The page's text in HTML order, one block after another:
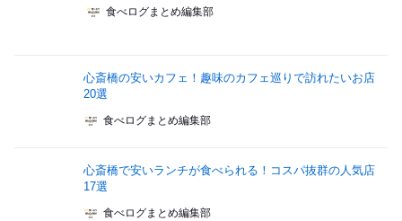
食べログまとめ編集部
心斎橋の安いカフェ！趣味のカフェ巡りで訪れたいお店
20選
食べログまとめ編集部
心斎橋で安いランチが食べられる！コスパ抜群の人気店
17選
食べログまとめ編集部